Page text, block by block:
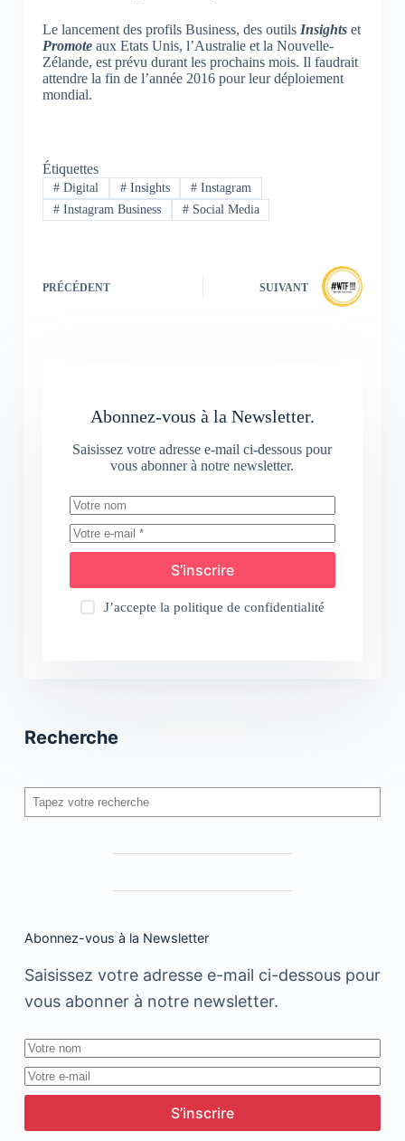
Le lancement des profils Business, des outils Insightset
Promoteaux Etats Unis, l’Australie et la Nouvelle-
Zélande, est prévu durant les prochains mois. Il faudrait
attendre la fin de l’année 2016 pour leur déploiement
mondial.
Étiquettes
#Digital #Insights # Instagram
#Instagram Business #Social Media
PRÉCÉDENT SUIVANT
Abonnez-vous à la Newsletter.
Saisissez votre adresse e-mail ci-dessous pour
vous abonner à notre newsletter.
S’inscrire
J’accepte la politique de confidentialité
Recherche
Rechercher
Abonnez-vous à la Newsletter
Saisissez votre adresse e-mail ci-dessous pour
vous abonner à notre newsletter.
S’inscrire